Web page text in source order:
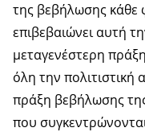
της βεβήλωσης κάθε
επιβεβαιώνει αυτή
μεταγενέστερη
όλη την πολιτιστική
πράξη βεβήλωσης
που